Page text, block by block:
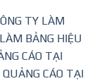
TY LÀM
BẢNG HIỆU
CÁO TẠI
CÁO TẠI